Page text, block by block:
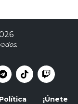
Política ¡Únete